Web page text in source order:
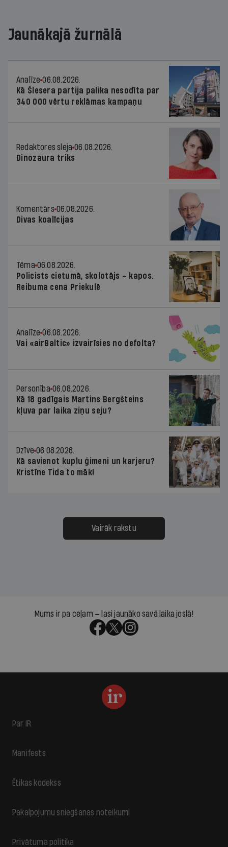
Jaunākajā žurnālā
Analīze 06.08.2026.
Kā Šlesera partija palika nesodīta par
340 000 vērtu reklāmas kampaņu
Redaktores sleja 06.08.2026.
Dinozaura triks
Komentārs 06.08.2026.
Divas koalīcijas
Tēma 06.08.2026.
Policists cietumā, skolotājs – kapos.
Reibuma cena Priekulē
Analīze 06.08.2026.
Vai «airBaltic» izvairīsies no defolta?
Personība 06.08.2026.
Kā 18 gadīgais Martins Bergšteins
kļuva par laika ziņu seju?
Dzīve 06.08.2026.
Kā savienot kuplu ģimeni un karjeru?
Kristīne Tida to māk!
Vairāk rakstu
Mums ir pa ceļam — lasi jaunāko savā laika joslā!
Par IR
Manifests
Ētikas kodekss
Pakalpojumu sniegšanas noteikumi
Privātuma politika